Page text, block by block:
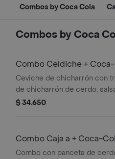
Combos by Coca Cola
Combos by Coca
Combo Celdiche +
Sabor Original 330 ml
Ceviche de chicharrón con
de chicharrón de cerdo,
acevichada cebolla,
$ 34.650
Combo Caja a + Coca-
Sabor Original 330 ml
Combo con panceta de